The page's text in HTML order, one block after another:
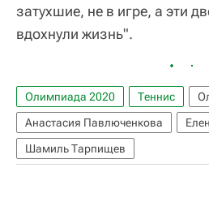
затухшие, не в игре, а эти
вдохнули жизнь".
Олимпиада 2020 Теннис
Анастасия Павлюченкова
Шамиль Тарпищев